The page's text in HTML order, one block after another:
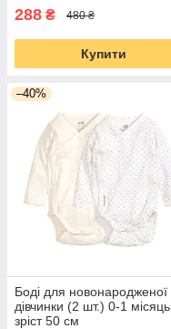
288 ₴ 480 ₴
Купити
–40%
Боді для новонародженої
дівчинки (2 шт.) 0-1 місяць
зріст 50 см